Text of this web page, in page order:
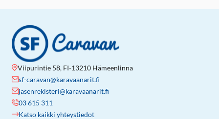
Viipurintie 58, FI-13210 Hämeenlinna
sf-caravan@karavaanarit.fi
jasenrekisteri@karavaanarit.fi
03 615 311
Katso kaikki yhteystiedot